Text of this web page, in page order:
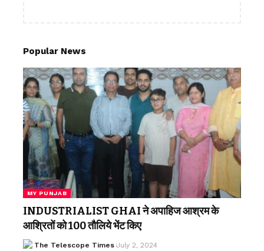
Popular News
MY PUNJAB
INDUSTRIALIST GHAI ने अपाहिज आश्रम के
आश्रितों को 100 तौलिये भेंट किए
The Telescope Times July 2, 2024